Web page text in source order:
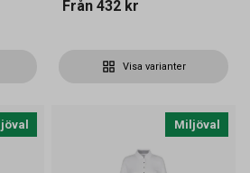
Från 432 kr
Visa varianter
Miljöval